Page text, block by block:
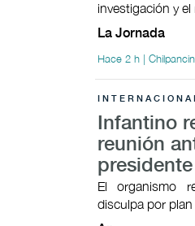
investigación y
La Jornada
Hace 2 h |
Infantino
reunión
El organismo
disculpa por